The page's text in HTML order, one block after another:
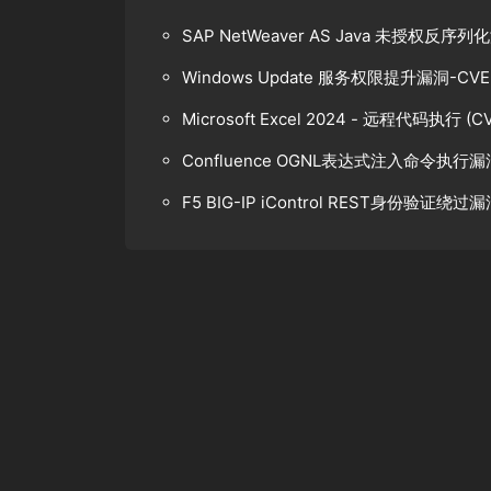
SAP NetWeaver AS Java 未授权反序列
Windows Update 服务权限提升漏洞-
Microsoft Excel 2024 - 远程代码执行
Confluence OGNL表达式注入命令执行漏
F5 BIG-IP iControl REST身份验证绕过漏